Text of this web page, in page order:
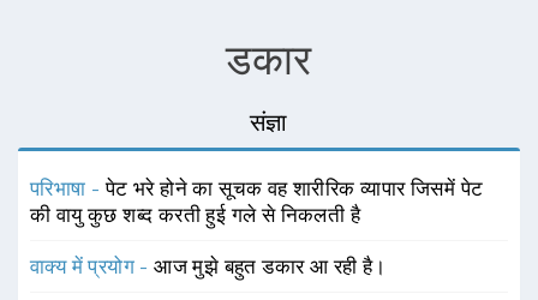
डकार
संज्ञा
परिभाषा -पेट भरे होने का सूचक वह शारीरिक व्यापार जिसमें पेट
की वायु कुछ शब्द करती हुई गले से निकलती है
वाक्य में प्रयोग -आज मुझे बहुत डकार आ रही है।